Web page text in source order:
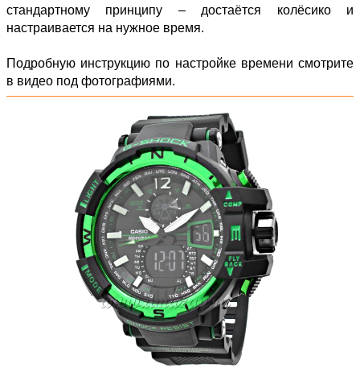
стандартному принципу – достаётся колёсико и
настраивается на нужное время.
Подробную инструкцию по настройке времени смотрите
в видео под фотографиями.